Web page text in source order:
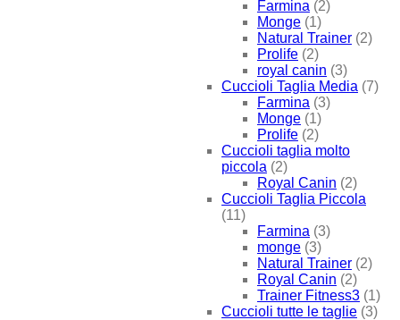
Farmina (2)
Monge (1)
Natural Trainer (2)
Prolife (2)
royal canin (3)
Cuccioli Taglia Media (7)
Farmina (3)
Monge (1)
Prolife (2)
Cuccioli taglia molto
piccola (2)
Royal Canin (2)
Cuccioli Taglia Piccola
(11)
Farmina (3)
monge (3)
Natural Trainer (2)
Royal Canin (2)
Trainer Fitness3 (1)
Cuccioli tutte le taglie (3)